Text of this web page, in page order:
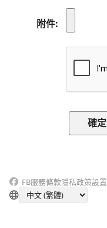
附件
FB服務條款隱私政策設置